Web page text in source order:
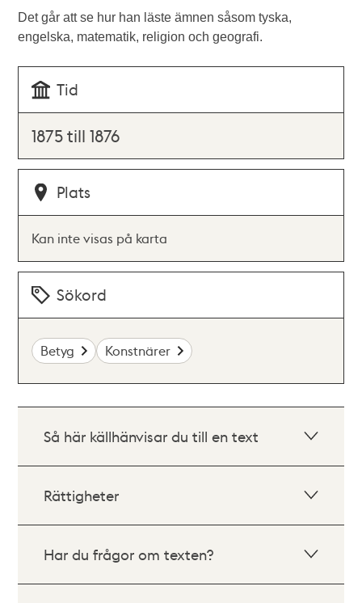
Det går att se hur han läste ämnen såsom tyska,
engelska, matematik, religion och geografi.
Tid
1875 till 1876
Plats
Kan inte visas på karta
Sökord
Betyg Konstnärer
Så här källhänvisar du till en text
Rättigheter
Har du frågor om texten?